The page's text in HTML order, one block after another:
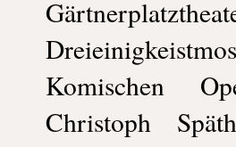
Komischen
Christoph